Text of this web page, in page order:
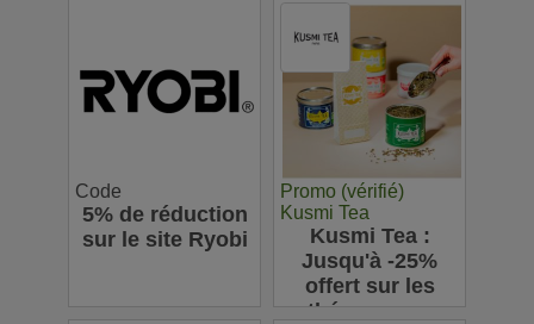
Code
5% de réduction
sur le site Ryobi
Promo (vérifié)
Kusmi Tea
Kusmi Tea :
Jusqu'à -25%
offert sur les
thés en vrac